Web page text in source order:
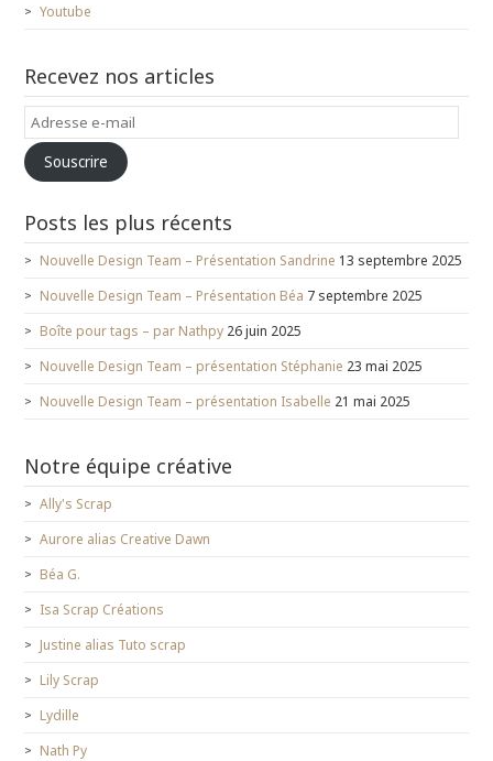
Youtube
Recevez nos articles
Adresse
e-
mailSouscrire
Posts les plus récents
Nouvelle Design Team – Présentation Sandrine 13 septembre 2025
Nouvelle Design Team – Présentation Béa 7 septembre 2025
Boîte pour tags – par Nathpy 26 juin 2025
Nouvelle Design Team – présentation Stéphanie 23 mai 2025
Nouvelle Design Team – présentation Isabelle 21 mai 2025
Notre équipe créative
Ally's Scrap
Aurore alias Creative Dawn
Béa G.
Isa Scrap Créations
Justine alias Tuto scrap
Lily Scrap
Lydille
Nath Py